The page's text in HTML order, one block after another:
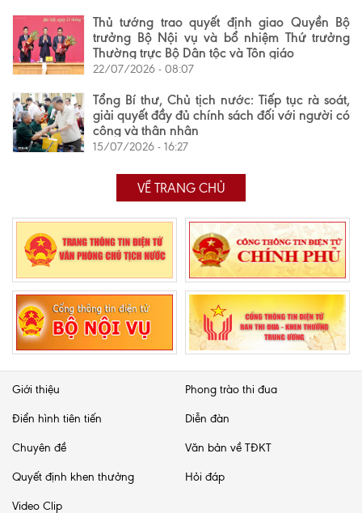
Thủ tướng trao quyết định giao Quyền Bộ
trưởng Bộ Nội vụ và bổ nhiệm Thứ trưởng
Thường trực Bộ Dân tộc và Tôn giáo
22/07/2026 - 08:07
Tổng Bí thư, Chủ tịch nước: Tiếp tục rà soát,
giải quyết đầy đủ chính sách đối với người có
công và thân nhân
15/07/2026 - 16:27
VỀ TRANG CHỦ
Giới thiệu Phong trào thi đua
Điển hình tiên tiến Diễn đàn
Chuyên đề Văn bản về TĐKT
Quyết định khen thưởng Hỏi đáp
Video Clip